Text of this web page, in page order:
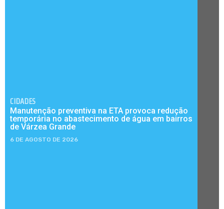
CIDADES
Manutenção preventiva na ETA provoca redução
temporária no abastecimento de água em bairros
de Várzea Grande
6 DE AGOSTO DE 2026